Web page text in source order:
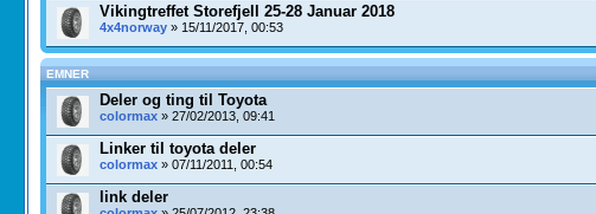
Vikingtreffet Storefjell 25-28 Januar 2018
4x4norway» 15/11/2017, 00:53
EMNER
Deler og ting til Toyota
colormax» 27/02/2013, 09:41
Linker til toyota deler
colormax» 07/11/2011, 00:54
link deler